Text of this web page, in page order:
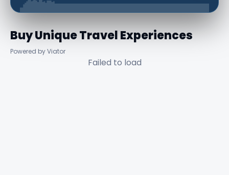
Buy Unique Travel Experiences
Powered by Viator
Failed to load